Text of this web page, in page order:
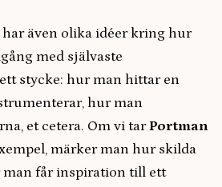
även olika idéer kring hur
med självaste
stycke: hur man hittar en
hur man
et cetera. Om vi tarPortman
märker man hur skilda
man får inspiration till ett